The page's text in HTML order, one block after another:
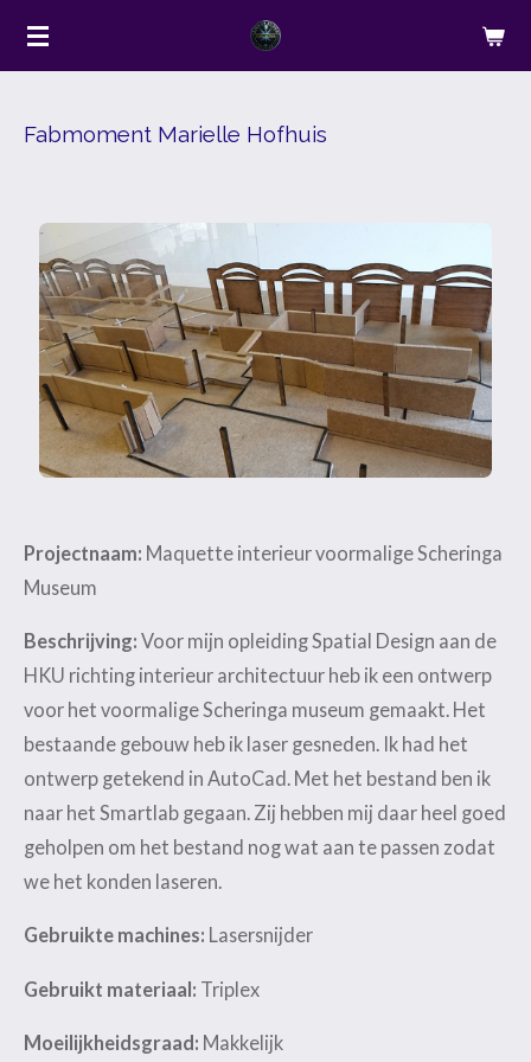
Ga
deFabmoment Marielle Hofhuis
Projectnaam: Maquette interieur voormalige Scheringa
Museum
Beschrijving: Voor mijn opleiding Spatial Design aan de
HKU richting interieur architectuur heb ik een ontwerp
voor het voormalige Scheringa museum gemaakt. Het
bestaande gebouw heb ik laser gesneden. Ik had het
ontwerp getekend in AutoCad. Met het bestand ben ik
naar het Smartlab gegaan. Zij hebben mij daar heel goed
geholpen om het bestand nog wat aan te passen zodat
we het konden laseren.
Gebruikte machines: Lasersnijder
Gebruikt materiaal: Triplex
Moeilijkheidsgraad: Makkelijk